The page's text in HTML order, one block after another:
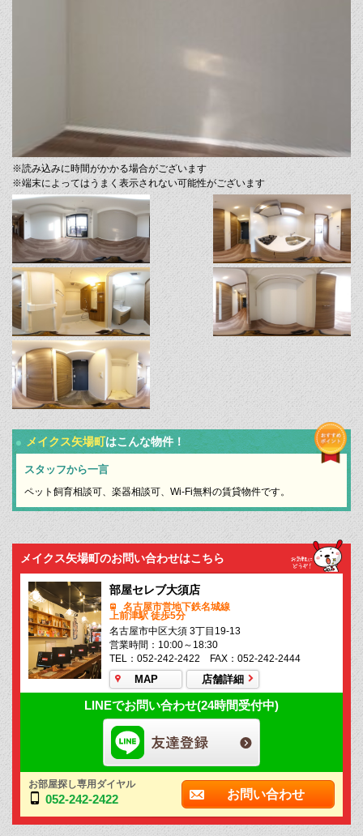
※読み込みに時間がかかる場合がございます
※端末によってはうまく表示されない可能性がございます
メイクス矢場町はこんな物件！
スタッフから一言
ペット飼育相談可、楽器相談可、Wi-Fi無料の賃貸物件です。
メイクス矢場町のお問い合わせはこちら
部屋セレブ大須店
名古屋市営地下鉄名城線
上前津駅 徒歩5分
名古屋市中区大須 3丁目19-13
営業時間：10:00～18:30
TEL：052-242-2422 FAX：052-242-2444
MAP 店舗詳細
LINEでお問い合わせ(24時間受付中)
お部屋探し専用ダイヤル
052-242-2422 お問い合わせ